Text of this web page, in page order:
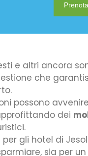
e altri ancora
che
possono
dei
gli hotel di
sia per